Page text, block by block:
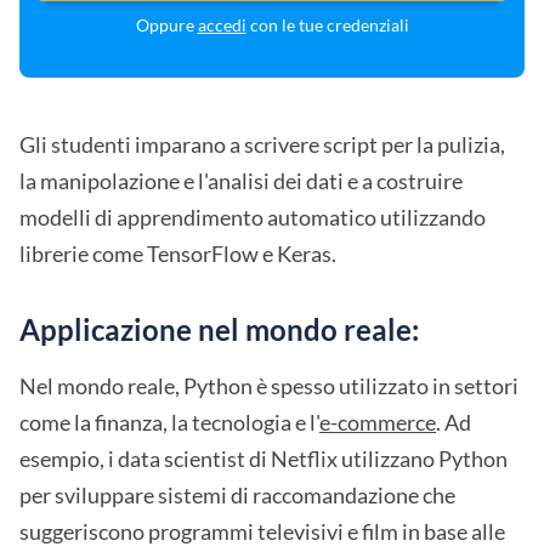
Oppureaccedi con le tue credenziali
Gli studenti imparano a scrivere script per la pulizia,
la manipolazione e l'analisi dei dati e a costruire
modelli di apprendimento automatico utilizzando
librerie come TensorFlow e Keras.
Applicazione nel mondo reale:
Nel mondo reale, Python è spesso utilizzato in settori
come la finanza, la tecnologia e l'e-commerce. Ad
esempio, i data scientist di Netflix utilizzano Python
per sviluppare sistemi di raccomandazione che
suggeriscono programmi televisivi e film in base alle